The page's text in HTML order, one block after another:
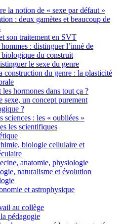
la notion de « sexe par défaut »
: deux gamètes et beaucoup de
son traitement en SVT
: distinguer l’inné de
biologique du construit
le sexe du genre
construction du genre : la plasticité
les hormones dans tout ça ?
sexe, un concept purement
?
sciences : les « oubliées »
les scientifiques
biologie cellulaire et
anatomie, physiologie
naturalisme et évolution
et astrophysique
au collège
pédagogie